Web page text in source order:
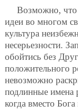
Возможно, что
идеи во многом
культура
несерьезности.
обойтись без
положительного
невозможно
подлинные имена
когда вместо